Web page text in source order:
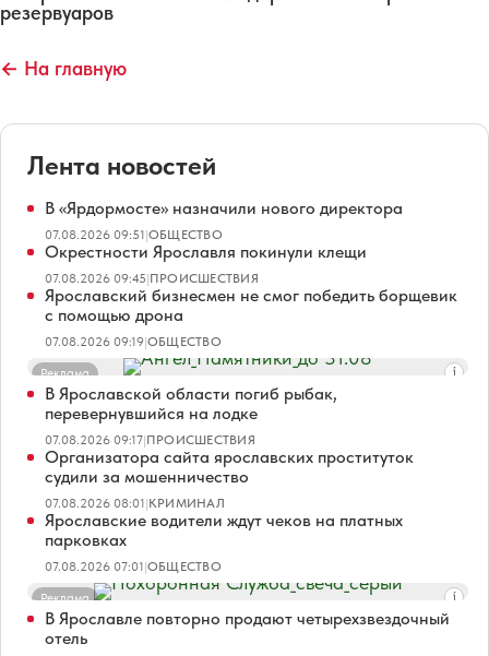
резервуаров
← На главную
Лента новостей
В «Ярдормосте» назначили нового директора
07.08.2026 09:51|ОБЩЕСТВО
Окрестности Ярославля покинули клещи
07.08.2026 09:45|ПРОИСШЕСТВИЯ
Ярославский бизнесмен не смог победить борщевик
с помощью дрона
07.08.2026 09:19|ОБЩЕСТВО
Реклама
В Ярославской области погиб рыбак,
перевернувшийся на лодке
07.08.2026 09:17|ПРОИСШЕСТВИЯ
Организатора сайта ярославских проституток
судили за мошенничество
07.08.2026 08:01|КРИМИНАЛ
Ярославские водители ждут чеков на платных
парковках
07.08.2026 07:01|ОБЩЕСТВО
Реклама
В Ярославле повторно продают четырехзвездочный
отель